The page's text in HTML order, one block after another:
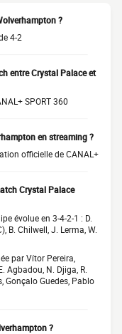
?
4-2
entre Crystal Palace et
SPORT 360
en streaming ?
officielle de CANAL+
Crystal Palace
évolue en 3-4-2-1 : D.
B. Chilwell, J. Lerma, W.
par Vítor Pereira,
Agbadou, N. Djiga, R.
Gonçalo Guedes, Pablo
?